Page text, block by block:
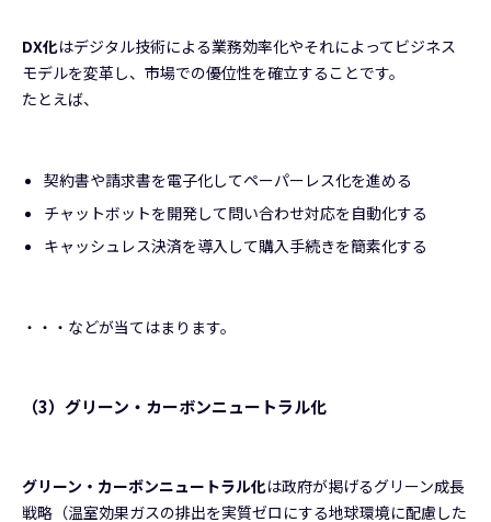
DX化はデジタル技術による業務効率化やそれによってビジネス
モデルを変革し、市場での優位性を確立することです。
たとえば、
契約書や請求書を電子化してペーパーレス化を進める
チャットボットを開発して問い合わせ対応を自動化する
キャッシュレス決済を導入して購入手続きを簡素化する
・・・などが当てはまります。
（3）グリーン・カーボンニュートラル化
グリーン・カーボンニュートラル化は政府が掲げるグリーン成長
戦略（温室効果ガスの排出を実質ゼロにする地球環境に配慮した